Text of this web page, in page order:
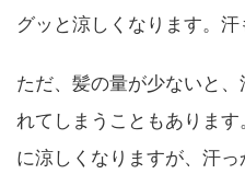
グッと涼しくなります。汗
ただ、髪の量が少ないと
れてしまうこともありま
に涼しくなりますが、汗